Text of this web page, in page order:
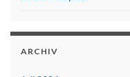
ARCHIV